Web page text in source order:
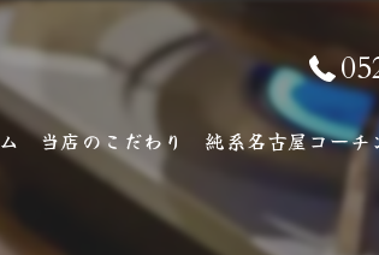
当店のこだわり 純系名古屋コーチ
純系名古屋コーチン